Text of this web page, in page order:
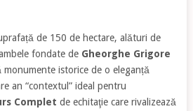
de 150 de hectare, alături de
fondate de Gheorghe Grigore
monumente istorice de o eleganță
an “contextul” ideal pentru
Complet de echitaţie care rivalizează